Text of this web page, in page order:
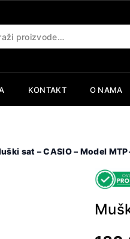
KONTAKT O NAMA
sat – CASIO – Model